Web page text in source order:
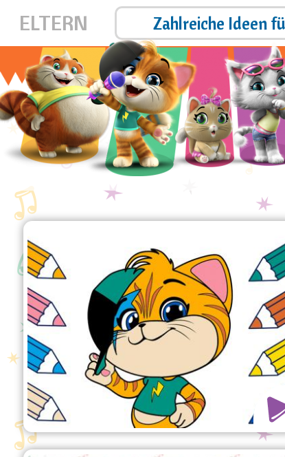
ELTERN
Hause! Zahlreiche Ideen
Lernen wir, Lampo zu
färben!
Lernen wir die Farben mit den
Buffycats!